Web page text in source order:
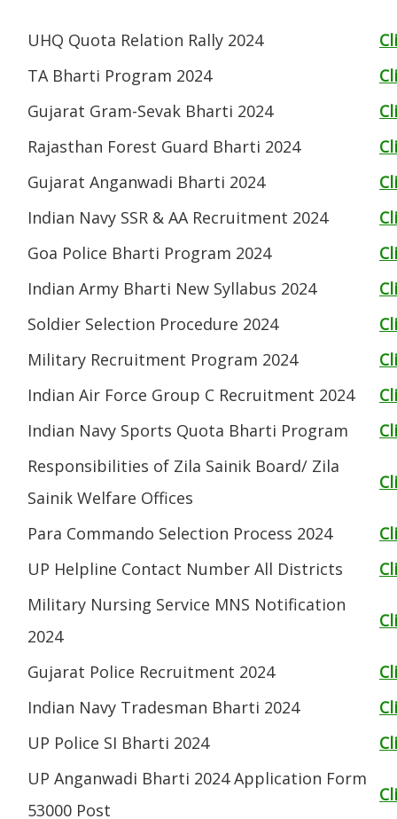
UHQ Quota Relation Rally 2024
TA Bharti Program 2024
Gujarat Gram-Sevak Bharti 2024
Rajasthan Forest Guard Bharti 2024
Gujarat Anganwadi Bharti 2024
Indian Navy SSR & AA Recruitment 2024
Goa Police Bharti Program 2024
Indian Army Bharti New Syllabus 2024
Soldier Selection Procedure 2024
Military Recruitment Program 2024
Indian Air Force Group C Recruitment 2024
Indian Navy Sports Quota Bharti Program
Responsibilities of Zila Sainik Board/ Zila
Sainik Welfare Offices
Para Commando Selection Process 2024
UP Helpline Contact Number All Districts
Military Nursing Service MNS Notification
2024
Gujarat Police Recruitment 2024
Indian Navy Tradesman Bharti 2024
UP Police SI Bharti 2024
UP Anganwadi Bharti 2024 Application Form
53000 Post